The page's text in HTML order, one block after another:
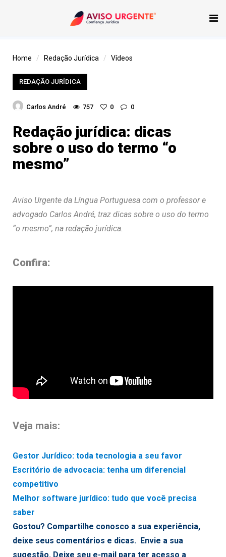
Home Redação Jurídica Vídeos
REDAÇÃO JURÍDICA
Carlos André 757 0 0
Redação jurídica: dicas
sobre o uso do termo “o
mesmo”
Aviso Urgente da Língua Portuguesa com o professor e
advogado Carlos André, traz dicas sobre o uso do termo
“o mesmo”, na redação jurídica.
Confira:
Veja mais:
Gestor Jurídico: toda tecnologia a seu favor
Escritório de advocacia: tenha um diferencial
competitivo
Melhor software jurídico: tudo que você precisa
saber
Gostou? Compartilhe conosco a sua experiência,
deixe seus comentários e dicas. Envie a sua
sugestão. Deixe seu e-mail para ter acesso a